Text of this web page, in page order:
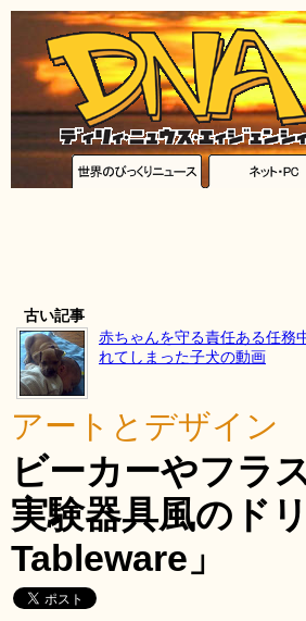
古い記事
赤ちゃんを守る責任ある任務
れてしまった子犬の動画
アートとデザイン
ビーカーやフラ
実験器具風のド
Tableware」